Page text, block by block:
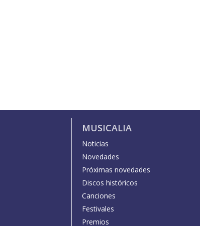
MUSICALIA
Noticias
Novedades
Próximas novedades
Discos históricos
Canciones
Festivales
Premios